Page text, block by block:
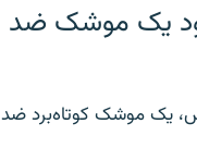
خود یک موشک ضد
یک موشک کوتاه‌برد ضد